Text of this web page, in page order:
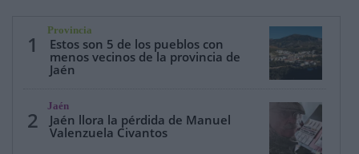
1
Provincia
Estos son 5 de los pueblos con
menos vecinos de la provincia de
Jaén
2
Jaén
Jaén llora la pérdida de Manuel
Valenzuela Civantos